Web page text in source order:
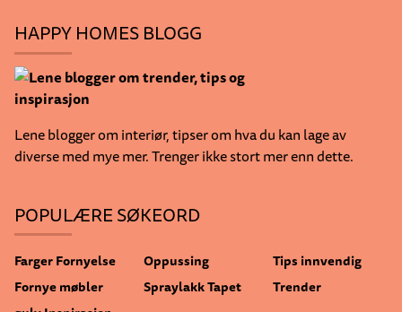
HAPPY HOMES BLOGG
Lene blogger om interiør, tipser om hva du kan lage av
diverse med mye mer. Trenger ikke stort mer enn dette.
POPULÆRE SØKEORD
FargerFornyelse
Fornye møbler
Oppussing
SpraylakkTapet
Tips innvendig
Trender